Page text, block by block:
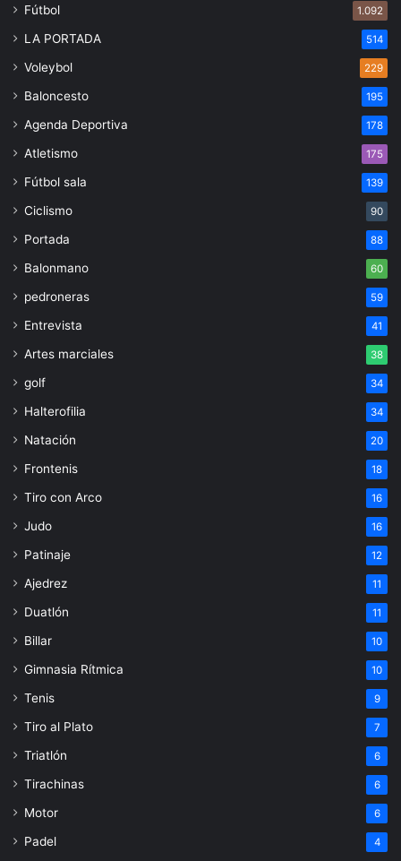
Fútbol 1.092
LA PORTADA 514
Voleybol 229
Baloncesto 195
Agenda Deportiva 178
Atletismo 175
Fútbol sala 139
Ciclismo 90
Portada 88
Balonmano 60
pedroneras 59
Entrevista 41
Artes marciales 38
golf 34
Halterofilia 34
Natación 20
Frontenis 18
Tiro con Arco 16
Judo 16
Patinaje 12
Ajedrez 11
Duatlón 11
Billar 10
Gimnasia Rítmica 10
Tenis 9
Tiro al Plato 7
Triatlón 6
Tirachinas 6
Motor 6
Padel 4